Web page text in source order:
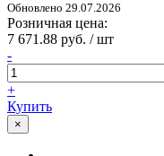
Обновлено 29.07.2026
Розничная цена:
7 671.88 руб. / шт
-
+
Купить
×